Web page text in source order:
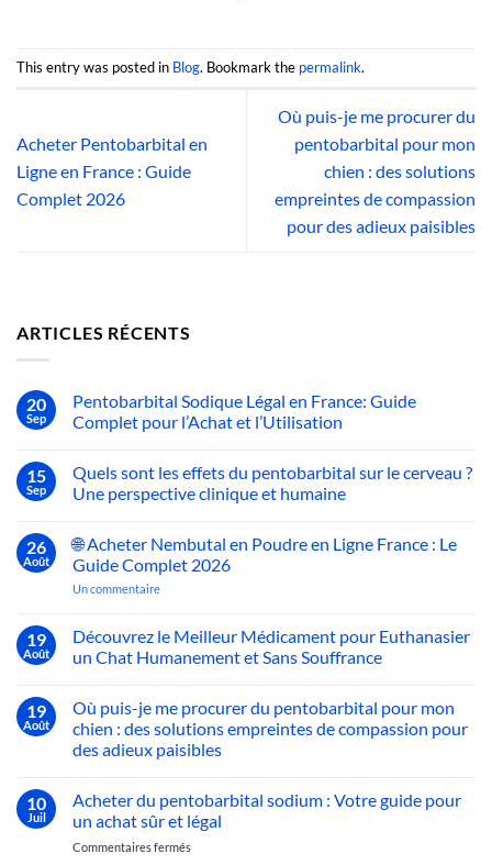
ARTICLES RÉCENTS
20
Sep
Pentobarbital Sodique Légal en France: Guide
Complet pour l’Achat et l’Utilisation
sur
Pentobarbital
Sodique
France:
Guide
Complet
pour
l’Utilisation
15
Sep
Quels sont les effets du pentobarbital sur le cerveau ?
Une perspective clinique et humaine
sur
Quels
sont
les
pentobarbital
sur
le
Une
perspective
clinique
et
humaine
26
Août
🌐 Acheter Nembutal en Poudre en Ligne France : Le
Guide Complet 2026
Un commentairesur
Nembutal
en
Poudre
:
Le
Guide
Complet
19
Août
Découvrez le Meilleur Médicament pour Euthanasier
un Chat Humanement et Sans Souffrance
sur
Découvrez
le
Meilleur
Euthanasier
un
Chat
et
19
Août
Où puis-je me procurer du pentobarbital pour mon
chien : des solutions empreintes de compassion pour
des adieux paisibles
sur
puis-
je
me
10
Juil
Acheter du pentobarbital sodium : Votre guide pour
un achat sûr et légal
Commentaires ferméssur
This entry was posted in Blog. Bookmark the permalink.
Acheter Pentobarbital en
Ligne en France : Guide
Complet 2026
Où puis-je me procurer du
pentobarbital pour mon
chien : des solutions
empreintes de compassion
pour des adieux paisibles